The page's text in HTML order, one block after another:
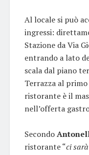
Al locale si può
ingressi:
Stazione da Via
entrando a lato
scala dal piano
Terrazza al
ristorante è il
nell’offerta
Secondo
ristorante “ci